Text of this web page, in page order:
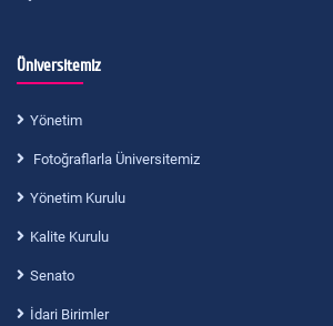
Üniversitemiz
Yönetim
Fotoğraflarla Üniversitemiz
Yönetim Kurulu
Kalite Kurulu
Senato
İdari Birimler